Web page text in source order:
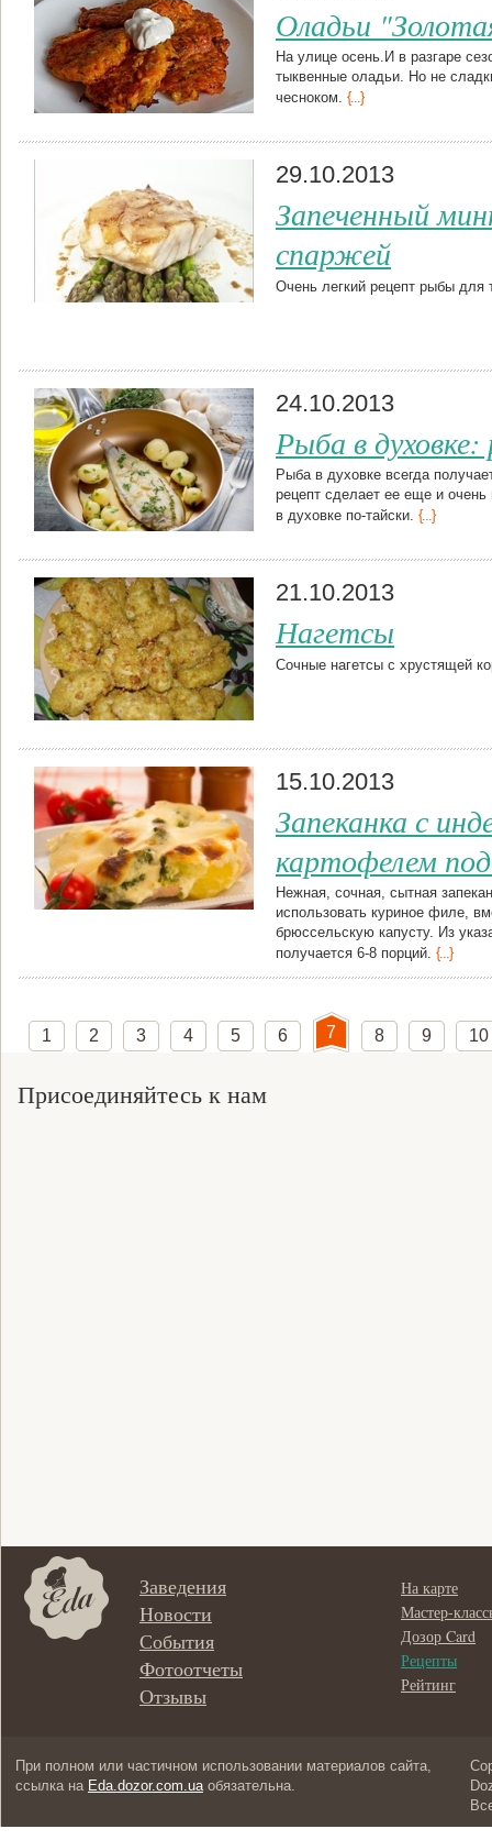
Оладьи
На улице осень.И в разгаре
тыквенные оладьи. Но не
чесноком. {...}
29.10.2013
Запеченный
спаржей
Очень легкий рецепт рыбы для
24.10.2013
Рыба в
Рыба в духовке всегда
рецепт сделает ее еще и
в духовке по-тайски. {...}
21.10.2013
Нагетсы
Сочные нагетсы с хрустящей
15.10.2013
Запеканка с
картофелем
Нежная, сочная, сытная
использовать куриное филе,
брюссельскую капусту. Из
получается 6-8 порций. {...}
1 2 3 4 5 6 7 8 9 10
Присоединяйтесь к нам
Заведения
Новости
События
Фотоотчеты
Отзывы
На карте
Мастер-
Дозор Card
Рецепты
Рейтинг
При полном или частичном использовании материалов сайта,
ссылка на Eda.dozor.com.uaобязательна.